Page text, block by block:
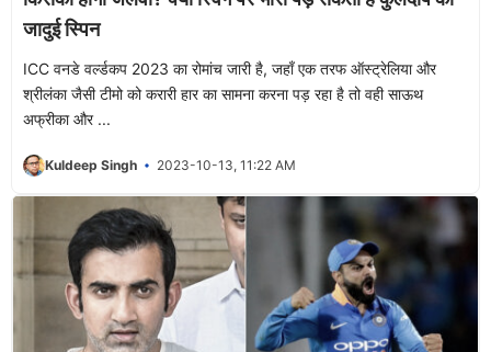
जादुई स्पिन
ICC वनडे वर्ल्डकप 2023 का रोमांच जारी है, जहाँ एक तरफ ऑस्ट्रेलिया और
श्रीलंका जैसी टीमो को करारी हार का सामना करना पड़ रहा है तो वही साऊथ
अफ्रीका और ...
Kuldeep Singh 2023-10-13, 11:22 AM